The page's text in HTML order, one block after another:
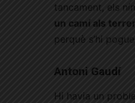
tancament, els
un camí als
perquè s’hi
Antoni Gaudí
Hi havia un